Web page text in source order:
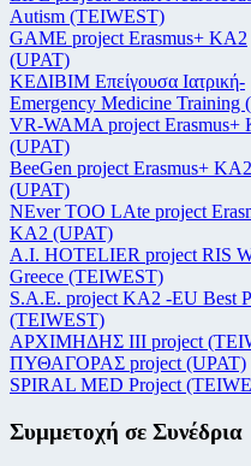
Autism (TEIWEST)
GAME project Erasmus+ KA2
(UPAT)
ΚΕΔΙΒΙΜ Επείγουσα Ιατρική-
Emergency Medicine Training
VR-WAMA project Erasmus+
(UPAT)
BeeGen project Erasmus+ KA2
(UPAT)
NEver TOO LAte project
KA2 (UPAT)
Α.Ι. HOTELIER project RIS
Greece (TEIWEST)
S.A.E. project KA2 -EU Best
(TEIWEST)
ΑΡΧΙΜΗΔΗΣ ΙΙΙ project
ΠΥΘΑΓΟΡΑΣ project (UPAT)
SPIRAL MED Project
Συμμετοχή σε Συνέδρια